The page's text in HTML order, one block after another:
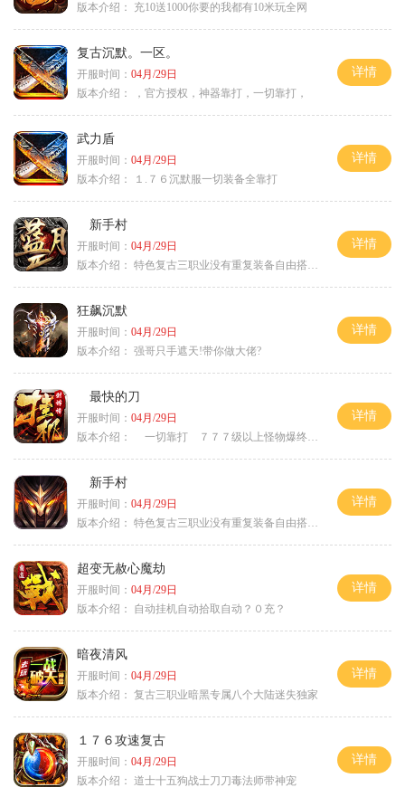
版本介绍：
充10送1000你要的我都有10米玩全网
复古沉默。一区。
开服时间： 04月/29日
版本介绍：
，官方授权，神器靠打，一切靠打，
详情
武力盾
开服时间： 04月/29日
版本介绍：
１.７６沉默服一切装备全靠打
详情
新手村
开服时间： 04月/29日
版本介绍： 特色复古三职业没有重复装备自由搭配私
详情
狂飙沉默
开服时间： 04月/29日
版本介绍： 强哥只手遮天!带你做大佬?
详情
最快的刀
开服时间： 04月/29日
版本介绍：
一切靠打 ７７７级以上怪物爆终极
详情
新手村
开服时间： 04月/29日
版本介绍： 特色复古三职业没有重复装备自由搭配私
详情
超变无赦心魔劫
开服时间： 04月/29日
版本介绍：
自动挂机自动拾取自动？０充？
详情
暗夜清风
开服时间： 04月/29日
版本介绍： 复古三职业暗黑专属八个大陆迷失独家
详情
１７６攻速复古
开服时间： 04月/29日
版本介绍： 道士十五狗战士刀刀毒法师带神宠
详情